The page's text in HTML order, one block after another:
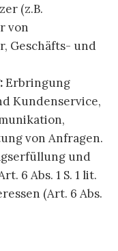
(z.B.
von
Geschäfts- und
Erbringung
Kundenservice,
von Anfragen.
und
6 Abs. 1 S. 1 lit.
(Art. 6 Abs.